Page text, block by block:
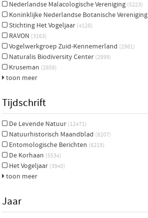
Nederlandse Malacologische Vereniging (5223)
Koninklijke Nederlandse Botanische Vereniging
Stichting Het Vogeljaar (4128)
RAVON (3163)
Vogelwerkgroep Zuid-Kennemerland (2981)
Naturalis Biodiversity Center (2899)
Kruseman (2859)
toon meer
Tijdschrift
De Levende Natuur (12471)
Natuurhistorisch Maandblad (8207)
Entomologische Berichten (6219)
De Korhaan (5534)
Het Vogeljaar (3940)
toon meer
Jaar